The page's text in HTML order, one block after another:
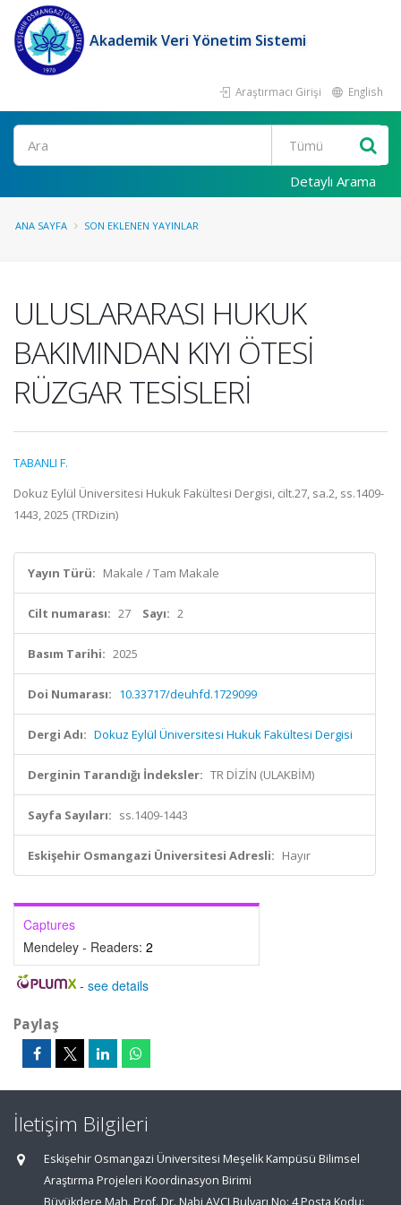
Akademik Veri Yönetim Sistemi
Araştırmacı Girişi English
Ara
Detaylı Arama
ANA SAYFA SON EKLENEN YAYINLAR
ULUSLARARASI HUKUK
BAKIMINDAN KIYI ÖTESİ
RÜZGAR TESİSLERİ
TABANLI F.
Dokuz Eylül Üniversitesi Hukuk Fakültesi Dergisi, cilt.27, sa.2, ss.1409-
1443, 2025 (TRDizin)
Yayın Türü: Makale / Tam Makale
Cilt numarası: 27 Sayı: 2
Basım Tarihi: 2025
Doi Numarası: 10.33717/deuhfd.1729099
Dergi Adı: Dokuz Eylül Üniversitesi Hukuk Fakültesi Dergisi
Derginin Tarandığı İndeksler: TR DİZİN (ULAKBİM)
Sayfa Sayıları: ss.1409-1443
Eskişehir Osmangazi Üniversitesi Adresli: Hayır
Captures
Mendeley - Readers: 2
- see details
Paylaş
İletişim Bilgileri
Eskişehir Osmangazi Üniversitesi Meşelik Kampüsü Bilimsel
Araştırma Projeleri Koordinasyon Birimi
Büyükdere Mah. Prof. Dr. Nabi AVCI Bulvarı No: 4 Posta Kodu: